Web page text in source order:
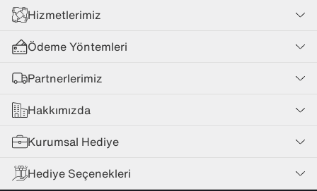
Hizmetlerimiz
Ödeme Yöntemleri
Partnerlerimiz
Hakkımızda
Kurumsal Hediye
Hediye Seçenekleri